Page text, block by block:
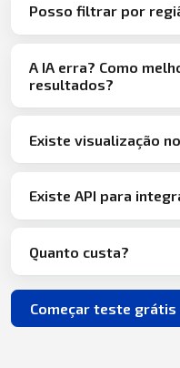
Posso filtrar por
A IA erra? Como
resultados?
Existe visualização
Existe API para
Quanto custa?
Começar teste grátis